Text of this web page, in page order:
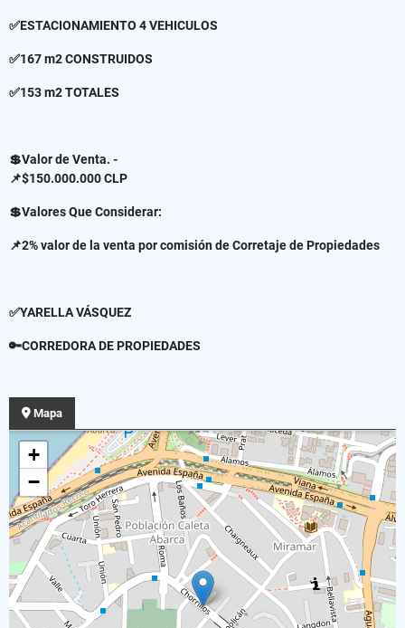
✅ESTACIONAMIENTO 4 VEHICULOS
✅167 m2 CONSTRUIDOS
✅153 m2 TOTALES
💲Valor de Venta. -
📌$150.000.000 CLP
💲Valores Que Considerar:
📌2% valor de la venta por comisión de Corretaje de Propiedades
✅YARELLA VÁSQUEZ
🔑CORREDORA DE PROPIEDADES
Mapa
+
−